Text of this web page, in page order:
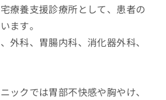
療養支援診療所として、患者の
ます。
外科、胃腸内科、消化器外科、
ックでは胃部不快感や胸やけ、